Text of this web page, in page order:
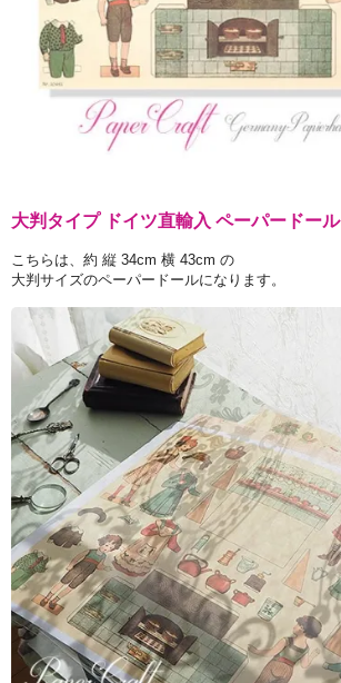
大判タイプ ドイツ直輸入 ペーパードール
こちらは、約 縦 34cm 横 43cm の
大判サイズのペーパードールになります。